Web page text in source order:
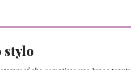
stylo